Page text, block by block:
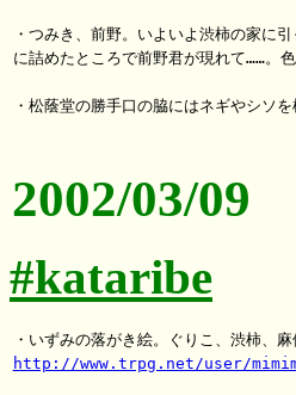
・つみき、前野。いよいよ渋柿の家に
に詰めたところで前野君が現れて……。
・松蔭堂の勝手口の脇にはネギやシソを
2002/03/09
#kataribe
http://www.trpg.net/user/